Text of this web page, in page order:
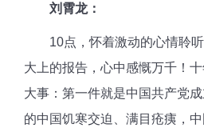
刘霄龙：
10点，怀着激动的心情聆
大上的报告，心中感慨万千！
大事：第一件就是中国共产党
的中国饥寒交迫、满目疮痍，